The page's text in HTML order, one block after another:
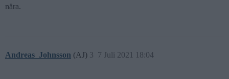
nära.
Andreas_Johnsson (AJ) 7 Juli 2021 18:04
3